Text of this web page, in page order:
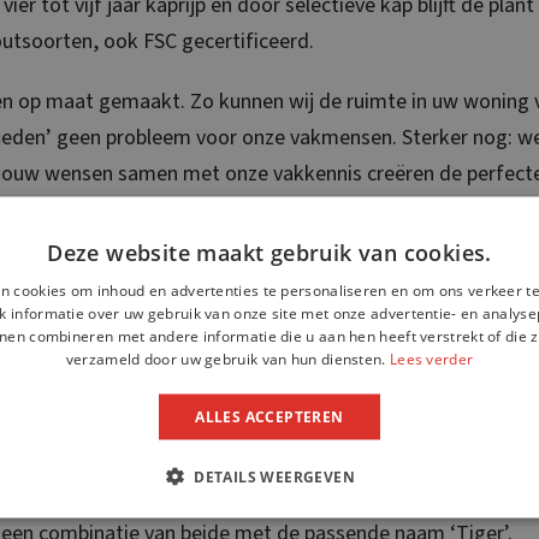
ook FSC gecertificeerd.
op maat gemaakt. Zo kunnen wij de ruimte in uw
geen probleem voor onze vakmensen. Sterker nog:
wensen samen met onze vakkennis creëren de
Pressed en Density. De eerstgenoemde soort
minder nadrukkelijk zichtbaar zijn. Je hebt de keuze
je kiezen voor skylt lak, waarmee de natuurlijke blanke
versnipperd en weer samengeperst onder hoge
Deze website maakt gebruik van cookies.
cookies om inhoud en advertenties te personaliseren en om ons verkeer
informatie over uw gebruik van onze site met onze advertentie- en
combineren met andere informatie die u aan hen heeft verstrekt of die
verzameld door uw gebruik van hun diensten. Lees verder
ALLES ACCEPTEREN
DETAILS WEERGEVEN